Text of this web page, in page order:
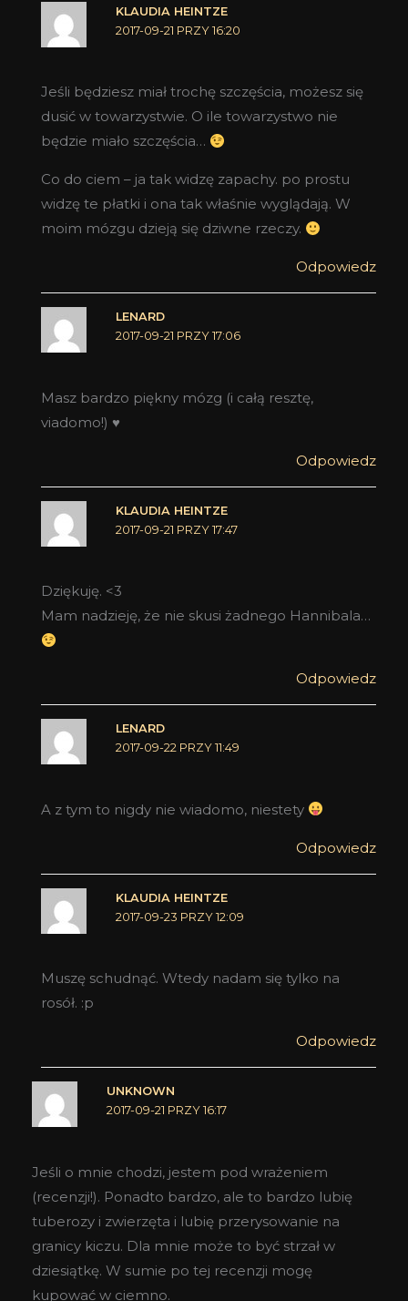
KLAUDIA HEINTZE
2017-09-21 PRZY 16:20
Jeśli będziesz miał trochę szczęścia, możesz się
dusić w towarzystwie. O ile towarzystwo nie
będzie miało szczęścia…
Co do ciem – ja tak widzę zapachy. po prostu
widzę te płatki i ona tak właśnie wyglądają. W
moim mózgu dzieją się dziwne rzeczy.
Odpowiedz
LENARD
2017-09-21 PRZY 17:06
Masz bardzo piękny mózg (i całą resztę,
viadomo!) ♥
Odpowiedz
KLAUDIA HEINTZE
2017-09-21 PRZY 17:47
Dziękuję. <3
Mam nadzieję, że nie skusi żadnego Hannibala…
Odpowiedz
LENARD
2017-09-22 PRZY 11:49
A z tym to nigdy nie wiadomo, niestety
Odpowiedz
KLAUDIA HEINTZE
2017-09-23 PRZY 12:09
Muszę schudnąć. Wtedy nadam się tylko na
rosół. :p
Odpowiedz
UNKNOWN
2017-09-21 PRZY 16:17
Jeśli o mnie chodzi, jestem pod wrażeniem
(recenzji!). Ponadto bardzo, ale to bardzo lubię
tuberozy i zwierzęta i lubię przerysowanie na
granicy kiczu. Dla mnie może to być strzał w
dziesiątkę. W sumie po tej recenzji mogę
kupować w ciemno.